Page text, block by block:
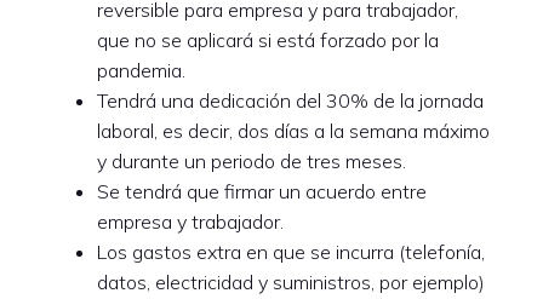
reversible para empresa y para trabajador,
que no se aplicará si está forzado por la
pandemia.
Tendrá una dedicación del 30% de la jornada
laboral, es decir, dos días a la semana máximo
y durante un periodo de tres meses.
Se tendrá que firmar un acuerdo entre
empresa y trabajador.
Los gastos extra en que se incurra (telefonía,
datos, electricidad y suministros, por ejemplo)